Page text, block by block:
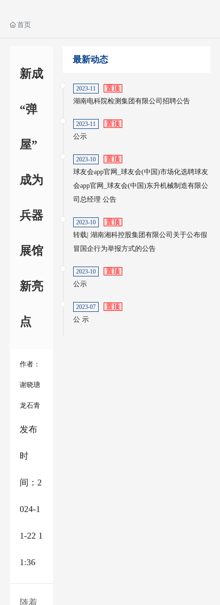
首页
新成
“弹
屋”
成为
兵器
展馆
新亮
点
作者：
谢晓瑭
龙石青
发布
时
间：2
024-1
1-22 1
1:36
随着
最新动态
2023-11
置顶
湖南电科院检测集团有限公司招聘公告
2023-11
置顶
公示
2023-10
置顶
球友会app官网_球友会(中国)市场化选聘球友
会app官网_球友会(中国)东升机械制造有限公
司总经理 公告
2023-10
置顶
转载| 湖南湘科控股集团有限公司关于公布假
冒国企行为举报方式的公告
2023-10
置顶
公示
2023-07
置顶
公 示